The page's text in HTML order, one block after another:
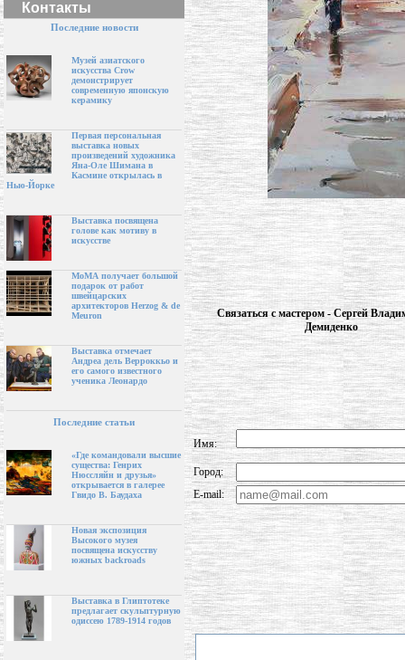
Контакты
Последние новости
Музей азиатского
искусства Crow
демонстрирует
современную японскую
керамику
Первая персональная
выставка новых
произведений художника
Яна-Оле Шимана в
Касмине открылась в
Нью-Йорке
Выставка посвящена
голове как мотиву в
искусстве
МоМА получает большой
подарок от работ
швейцарских
архитекторов Herzog & de
Meuron
Выставка отмечает
Андреа дель Верроккьо и
его самого известного
ученика Леонардо
Последние статьи
«Где командовали высшие
существа: Генрих
Нюссляйн и друзья»
открывается в галерее
Гвидо В. Баудаха
Новая экспозиция
Высокого музея
посвящена искусству
южных backroads
Выставка в Глиптотеке
предлагает скульптурную
одиссею 1789-1914 годов
Связаться с мастером - Сергей
Демиденко
Имя:
Город:
E-mail: